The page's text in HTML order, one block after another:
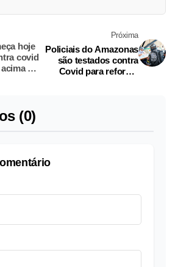
hoje
covid
de
Próxima
Policiais do Amazonas
são testados contra
Covid para reforçar
(0)